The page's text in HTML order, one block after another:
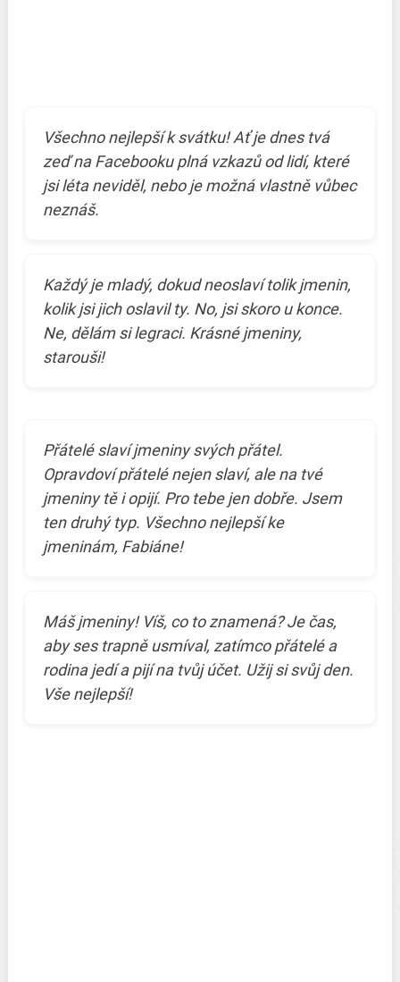
Všechno nejlepší k svátku! Ať je dnes tvá
zeď na Facebooku plná vzkazů od lidí, které
jsi léta neviděl, nebo je možná vlastně vůbec
neznáš.
Každý je mladý, dokud neoslaví tolik jmenin,
kolik jsi jich oslavil ty. No, jsi skoro u konce.
Ne, dělám si legraci. Krásné jmeniny,
starouši!
Přátelé slaví jmeniny svých přátel.
Opravdoví přátelé nejen slaví, ale na tvé
jmeniny tě i opijí. Pro tebe jen dobře. Jsem
ten druhý typ. Všechno nejlepší ke
jmeninám, Fabiáne!
Máš jmeniny! Víš, co to znamená? Je čas,
aby ses trapně usmíval, zatímco přátelé a
rodina jedí a pijí na tvůj účet. Užij si svůj den.
Vše nejlepší!